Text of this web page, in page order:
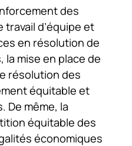
des
d’équipe et
en résolution de
la mise en place de
résolution des
équitable et
De même, la
équitable des
économiques